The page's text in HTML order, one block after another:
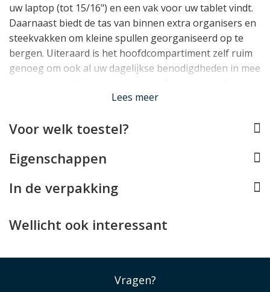
uw laptop (tot 15/16") en een vak voor uw tablet vindt.
Daarnaast biedt de tas van binnen extra organisers en
steekvakken om kleine spullen georganiseerd op te
bergen. Uiteraard is het hoofdcompartiment zelf ruim
genoeg om ook al uw dagelijkse benodigdheden in mee
Voorop de tas vindt u een tweede ritsvak waarin
klein steekvak tussen de handvatten. De Tommy
komt met een afneembare en verstelbare
Lees minder
Lees meer
Voor welk toestel?
Eigenschappen
In de verpakking
Wellicht ook interessant
Vragen?